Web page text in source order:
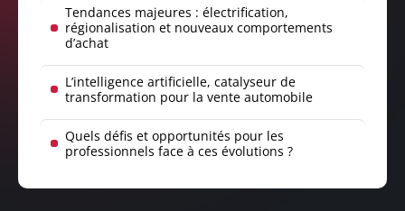
Tendances majeures : électrification,
régionalisation et nouveaux comportements
d’achat
L’intelligence artificielle, catalyseur de
transformation pour la vente automobile
Quels défis et opportunités pour les
professionnels face à ces évolutions ?